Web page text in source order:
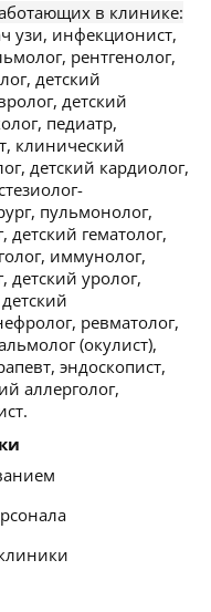
в клинике:
узи, инфекционист,
рентгенолог,
детский
детский
педиатр,
клинический
детский кардиолог,
пульмонолог,
детский гематолог,
иммунолог,
детский уролог,
ревматолог,
(окулист),
эндоскопист,
аллерголог,